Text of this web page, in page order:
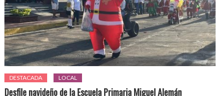
DESTACADA LOCAL
Desfile navideño de la Escuela Primaria Miguel Alemán